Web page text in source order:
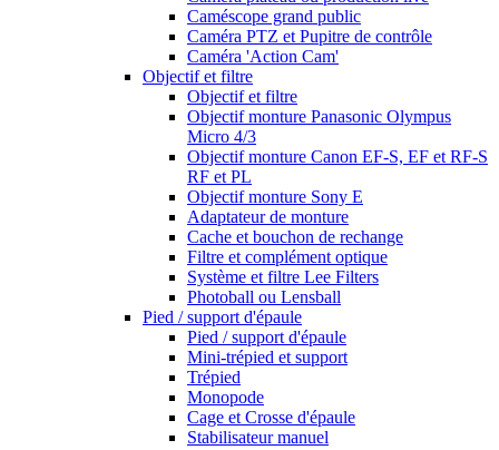
Caméscope grand public
Caméra PTZ et Pupitre de contrôle
Caméra 'Action Cam'
Objectif et filtre
Objectif et filtre
Objectif monture Panasonic Olympus
Micro 4/3
Objectif monture Canon EF-S, EF et RF-S
RF et PL
Objectif monture Sony E
Adaptateur de monture
Cache et bouchon de rechange
Filtre et complément optique
Système et filtre Lee Filters
Photoball ou Lensball
Pied / support d'épaule
Pied / support d'épaule
Mini-trépied et support
Trépied
Monopode
Cage et Crosse d'épaule
Stabilisateur manuel